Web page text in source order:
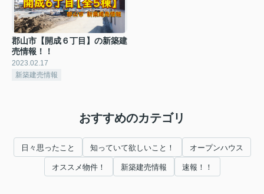
郡山市【開成６丁目】の新築建
売情報！！
2023.02.17
新築建売情報
おすすめのカテゴリ
日々思ったこと 知っていて欲しいこと！ オープンハウス
オススメ物件！ 新築建売情報 速報！！